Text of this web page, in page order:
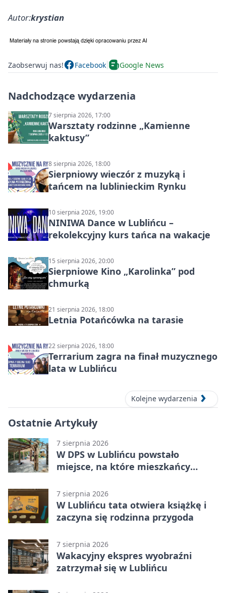
Autor:krystian
Zaobserwuj nas! Facebook Google News
Nadchodzące wydarzenia
7 sierpnia 2026, 17:00
Warsztaty rodzinne „Kamienne
kaktusy”
8 sierpnia 2026, 18:00
Sierpniowy wieczór z muzyką i
tańcem na lublinieckim Rynku
10 sierpnia 2026, 19:00
NINIWA Dance w Lublińcu –
rekolekcyjny kurs tańca na wakacje
15 sierpnia 2026, 20:00
Sierpniowe Kino „Karolinka” pod
chmurką
21 sierpnia 2026, 18:00
Letnia Potańcówka na tarasie
22 sierpnia 2026, 18:00
Terrarium zagra na finał muzycznego
lata w Lublińcu
Kolejne wydarzenia
Ostatnie Artykuły
7 sierpnia 2026
W DPS w Lublińcu powstało
miejsce, na które mieszkańcy
7 sierpnia 2026
W Lublińcu tata otwiera książkę i
zaczyna się rodzinna przygoda
7 sierpnia 2026
Wakacyjny ekspres wyobraźni
zatrzymał się w Lublińcu